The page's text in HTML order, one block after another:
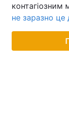
контагіозним
не заразно це